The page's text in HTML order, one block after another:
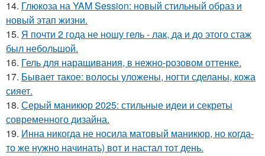
14. Глюкоза на YAM Session: новый стильный образ и
новый этап жизни.
15. Я почти 2 года не ношу гель - лак, да и до этого стаж
был небольшой.
16. Гель для наращивания, в нежно-розовом оттенке.
17. Бывает такое: волосы уложены, ногти сделаны, кожа
сияет.
18. Серый маникюр 2025: стильные идеи и секреты
современного дизайна.
19. Инна никогда не носила матовый маникюр, но когда-
то же нужно начинать) вот и настал тот день.